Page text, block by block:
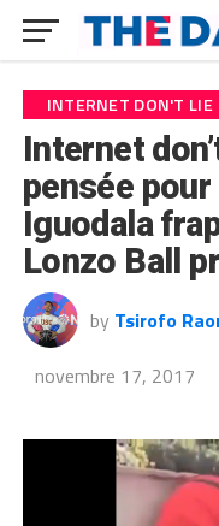
INTERNET DON'T LIE
Internet
pensée
Iguodala
Lonzo Ball
by Tsirofo
novembre 17, 2017